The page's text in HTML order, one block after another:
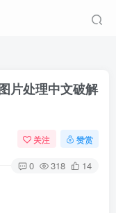
片处理中文破解
关注 赞赏
0 318 14